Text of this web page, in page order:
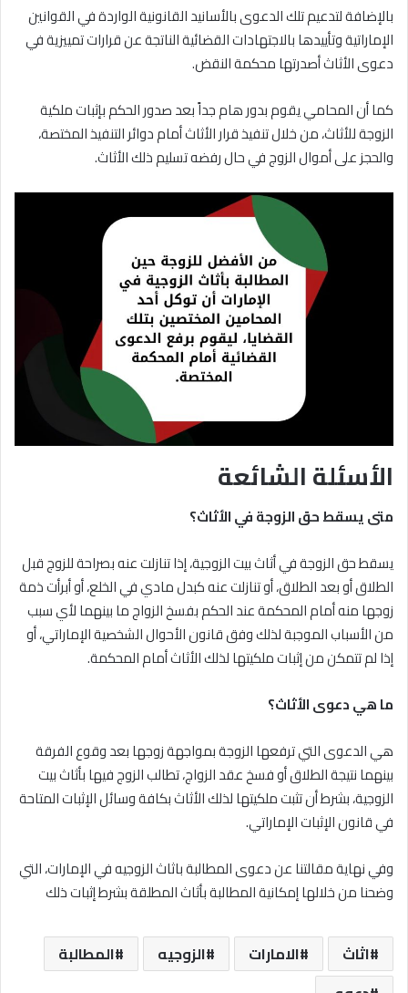
بالإضافة لتدعيم تلك الدعوى بالأسانيد القانونية الواردة في القوانين
الإماراتية وتأييدها بالاجتهادات القضائية الناتجة عن قرارات تمييزية في
دعوى الأثاث أصدرتها محكمة النقض.
كما أن المحامي يقوم بدور هام جداً بعد صدور الحكم بإثبات ملكية
الزوجة للأثاث، من خلال تنفيذ قرار الأثاث أمام دوائر التنفيذ المختصة،
والحجز على أموال الزوج في حال رفضه تسليم ذلك الأثاث.
الأسئلة الشائعة
متى يسقط حق الزوجة في الأثاث؟
يسقط حق الزوجة في أثاث بيت الزوجية، إذا تنازلت عنه بصراحة للزوج قبل
الطلاق أو بعد الطلاق، أو تنازلت عنه كبدل مادي في الخلع، أو أبرأت ذمة
زوجها منه أمام المحكمة عند الحكم بفسخ الزواج ما بينهما لأي سبب
من الأسباب الموجبة لذلك وفق قانون الأحوال الشخصية الإماراتي، أو
إذا لم تتمكن من إثبات ملكيتها لذلك الأثاث أمام المحكمة.
ما هي دعوى الأثاث؟
هي الدعوى التي ترفعها الزوجة بمواجهة زوجها بعد وقوع الفرقة
بينهما نتيجة الطلاق أو فسخ عقد الزواج، تطالب الزوج فيها بأثاث بيت
الزوجية، بشرط أن تثبت ملكيتها لذلك الأثاث بكافة وسائل الإثبات المتاحة
في قانون الإثبات الإماراتي.
وفي نهاية مقالتنا عن دعوى المطالبة باثاث الزوجيه في الإمارات، التي
وضحنا من خلالها إمكانية المطالبة بأثاث المطلقة بشرط إثبات ذلك
اثاث الامارات الزوجيه
المطالبة